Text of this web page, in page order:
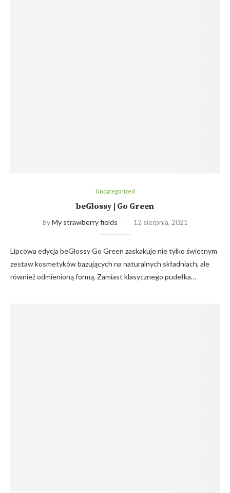
Uncategorized
beGlossy | Go Green
byMy strawberry fields 12 sierpnia, 2021
Lipcowa edycja beGlossy Go Green zaskakuje nie tylko świetnym
zestaw kosmetyków bazujących na naturalnych składniach, ale
również odmienioną formą. Zamiast klasycznego pudełka…